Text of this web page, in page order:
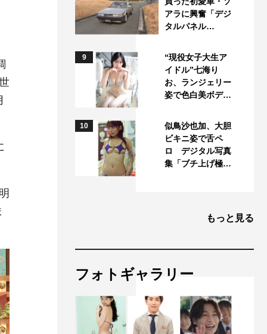
アラに興奮「デジ
タルパネル…
9
“現役女子大生ア
イドル”七海り
お、ランジェリー
姿で色白美ボデ…
10
似鳥沙也加、大胆
ビキニ姿で舌ペ
ロ デジタル写真
集「ブチ上げ極…
もっと見る
フォトギャラリー